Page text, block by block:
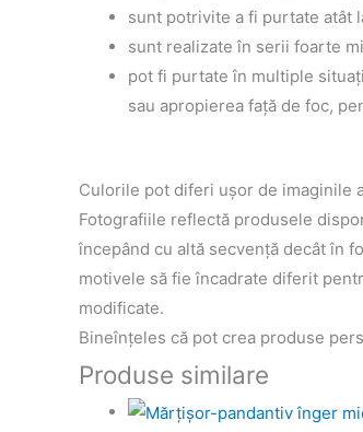
sunt potrivite a fi purtate atât
sunt realizate în serii foarte
pot fi purtate în multiple
sau apropierea faţă de foc,
Culorile pot diferi uşor de imaginile
Fotografiile reflectă produsele
începând cu altă secvenţă decât în
motivele să fie încadrate diferit
modificate.
Bineînţeles că pot crea produse
Produse similare